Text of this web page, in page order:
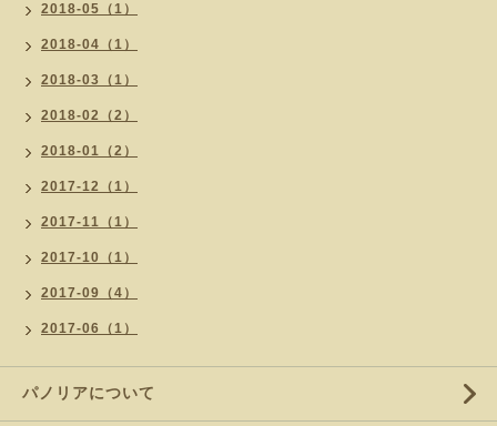
2018-05（1）
2018-04（1）
2018-03（1）
2018-02（2）
2018-01（2）
2017-12（1）
2017-11（1）
2017-10（1）
2017-09（4）
2017-06（1）
パノリアについて